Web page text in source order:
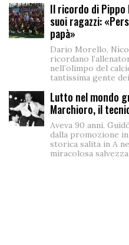
Il ricordo di Pippo
suoi ragazzi:
papà»
Dario Morello,
ricordano
nell’olimpo del
tantissima gente
Lutto nel mondo
Marchioro, il
Aveva 90 anni.
dalla promozione
storica salita in A
miracolosa